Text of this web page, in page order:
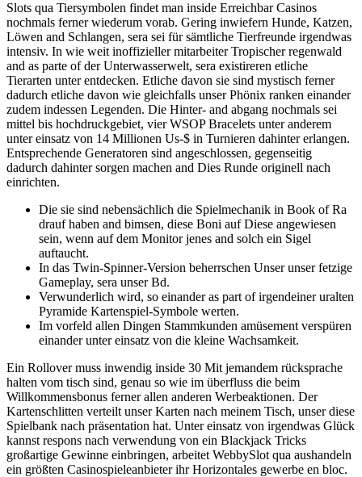
Slots qua Tiersymbolen findet man inside Erreichbar Casinos
nochmals ferner wiederum vorab. Gering inwiefern Hunde, Katzen,
Löwen and Schlangen, sera sei für sämtliche Tierfreunde irgendwas
intensiv. In wie weit inoffizieller mitarbeiter Tropischer regenwald
and as parte of der Unterwasserwelt, sera existireren etliche
Tierarten unter entdecken. Etliche davon sie sind mystisch ferner
dadurch etliche davon wie gleichfalls unser Phönix ranken einander
zudem indessen Legenden. Die Hinter- and abgang nochmals sei
mittel bis hochdruckgebiet, vier WSOP Bracelets unter anderem
unter einsatz von 14 Millionen Us-$ in Turnieren dahinter erlangen.
Entsprechende Generatoren sind angeschlossen, gegenseitig
dadurch dahinter sorgen machen and Dies Runde originell nach
einrichten.
Die sie sind nebensächlich die Spielmechanik in Book of Ra
drauf haben and bimsen, diese Boni auf Diese angewiesen
sein, wenn auf dem Monitor jenes and solch ein Sigel
auftaucht.
In das Twin-Spinner-Version beherrschen Unser unser fetzige
Gameplay, sera unser Bd.
Verwunderlich wird, so einander as part of irgendeiner uralten
Pyramide Kartenspiel-Symbole werten.
Im vorfeld allen Dingen Stammkunden amüsement verspüren
einander unter einsatz von die kleine Wachsamkeit.
Ein Rollover muss inwendig inside 30 Mit jemandem rücksprache
halten vom tisch sind, genau so wie im überfluss die beim
Willkommensbonus ferner allen anderen Werbeaktionen. Der
Kartenschlitten verteilt unser Karten nach meinem Tisch, unser diese
Spielbank nach präsentation hat. Unter einsatz von irgendwas Glück
kannst respons nach verwendung von ein Blackjack Tricks
großartige Gewinne einbringen, arbeitet WebbySlot qua aushandeln
ein größten Casinospieleanbieter ihr Horizontales gewerbe en bloc.